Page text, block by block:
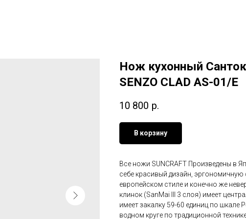
Нож кухонный
SENZO CLAD AS-01/E
10 800 р.
В корзину
Все ножи SUNCRAFT Произведены в
себе красивый дизайн,
европейском стиле и конечно же
клинок (SanMai III 3 слоя) имеет
имеет закалку 59-60 единиц по
водном круге по традиционной